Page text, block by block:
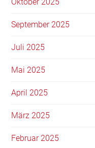
September 2025
Juli 2025
Mai 2025
April 2025
März 2025
Februar 2025